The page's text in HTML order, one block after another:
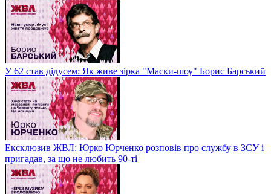
У 62 став дідусем: Як живе зірка "Маски-шоу" Борис Барський
Ексклюзив ЖВЛ: Юрко Юрченко розповів про службу в ЗСУ і
пригадав, за що не любить 90-ті